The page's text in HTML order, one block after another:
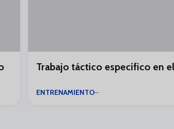
Trabajo táctico específico en
ENTRENAMIENTO